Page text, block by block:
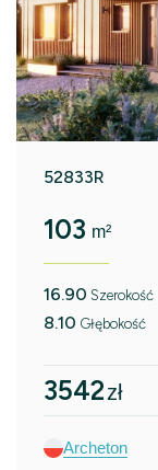
52833R
103 m²
16.90 Szerokość
8.10 Głębokość
3542zł
Archeton